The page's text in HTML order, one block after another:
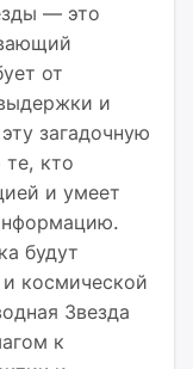
— это
от
и
загадочную
те, кто
и умеет
будут
космической
Звезда
к